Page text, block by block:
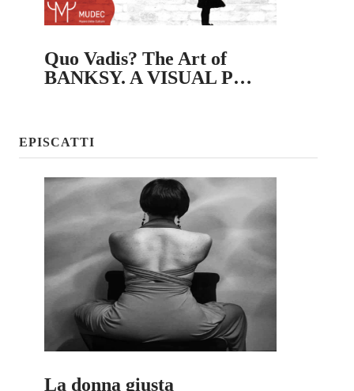
Quo Vadis? The Art of
BANKSY. A VISUAL P…
EPISCATTI
La donna giusta